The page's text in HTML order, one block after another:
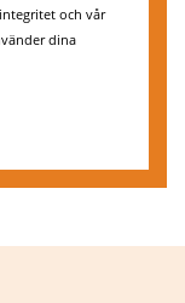
och vår
dina